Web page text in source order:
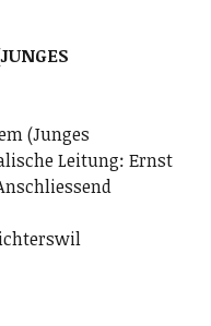
(Junges
Leitung: Ernst